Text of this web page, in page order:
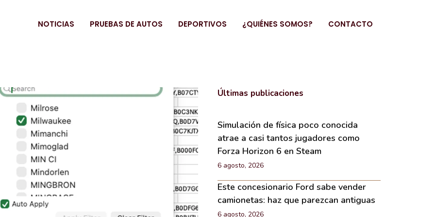
NOTICIAS PRUEBAS DE AUTOS DEPORTIVOS ¿QUIÉNES SOMOS? CONTACTO
Últimas publicaciones
Simulación de física poco conocida
atrae a casi tantos jugadores como
Forza Horizon 6 en Steam
6 agosto, 2026
Este concesionario Ford sabe vender
camionetas: haz que parezcan antiguas
6 agosto, 2026